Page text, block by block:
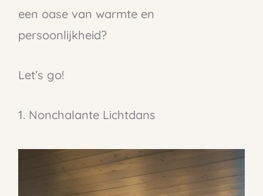
een oase van warmte en
persoonlijkheid?
Let’s go!
1. Nonchalante Lichtdans